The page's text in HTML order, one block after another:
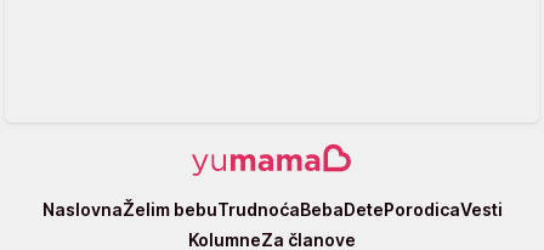
Yumama
NaslovnaŽelim bebuTrudnoćaBebaDetePorodicaVesti
KolumneZa članove